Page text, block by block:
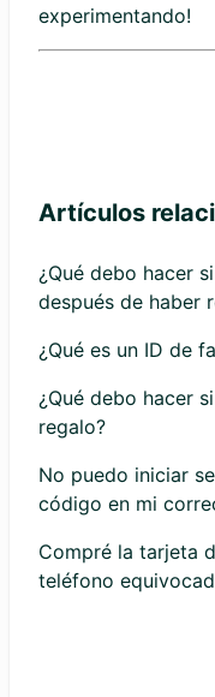
experimentando!
Artículos
¿Qué debo hacer
después de haber
¿Qué es un ID de
¿Qué debo hacer
regalo?
No puedo iniciar
código en mi
Compré la tarjeta
teléfono